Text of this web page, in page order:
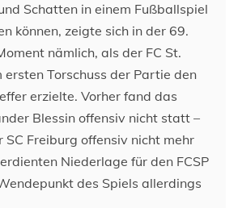
Schatten in einem Fußballspiel
können, zeigte sich in der 69.
nämlich, als der FC St.
ersten Torschuss der Partie den
erzielte. Vorher fand das
Blessin offensiv nicht statt –
Freiburg offensiv nicht mehr
Niederlage für den FCSP
des Spiels allerdings